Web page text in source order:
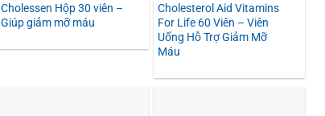
Cholessen Hộp 30 viên –
Giúp giảm mỡ máu
Cholesterol Aid Vitamins
For Life 60 Viên – Viên
Uống Hỗ Trợ Giảm Mỡ
Máu